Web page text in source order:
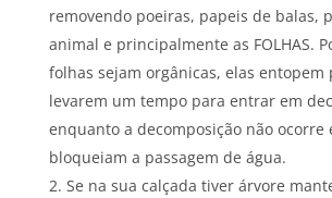
removendo poeiras, papeis de balas,
animal e principalmente as FOLHAS.
folhas sejam orgânicas, elas entopem
levarem um tempo para entrar em
enquanto a decomposição não ocorre
bloqueiam a passagem de água.
Se na sua calçada tiver árvore